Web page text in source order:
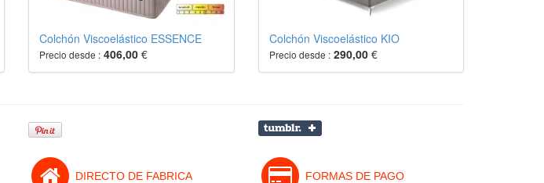
Colchón Viscoelástico ESSENCE
Precio desde : 406,00 €
Colchón Viscoelástico KIO
Precio desde : 290,00 €
DIRECTO DE FABRICA FORMAS DE PAGO